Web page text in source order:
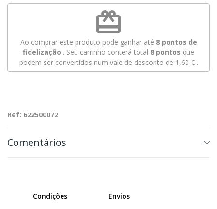
redeem
Ao comprar este produto pode ganhar até 8pontos de
fidelização . Seu carrinho conterá total 8 pontos que
podem ser convertidos num vale de desconto de 1,60 €.
Ref: 622500072
Comentários
Condições Envios